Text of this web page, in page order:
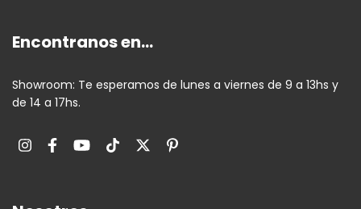
Encontranos en...
Showroom: Te esperamos de lunes a viernes de 9 a 13hs y
de 14 a 17hs.